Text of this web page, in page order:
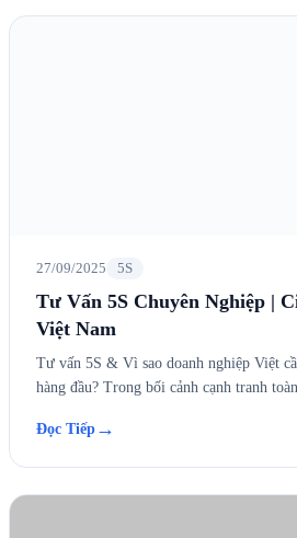
27/09/2025 5S
Tư Vấn 5S Chuyên Nghiệp |
Việt Nam
Tư vấn 5S & Vì sao doanh nghiệp Việt
hàng đầu? Trong bối cảnh cạnh tranh
Đọc Tiếp →